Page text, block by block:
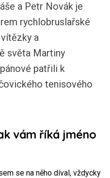
a Petr Novák je
rychlobruslařské
a
světa Martiny
patřili k
tenisového
vám říká jméno
se na něho díval, vždycky